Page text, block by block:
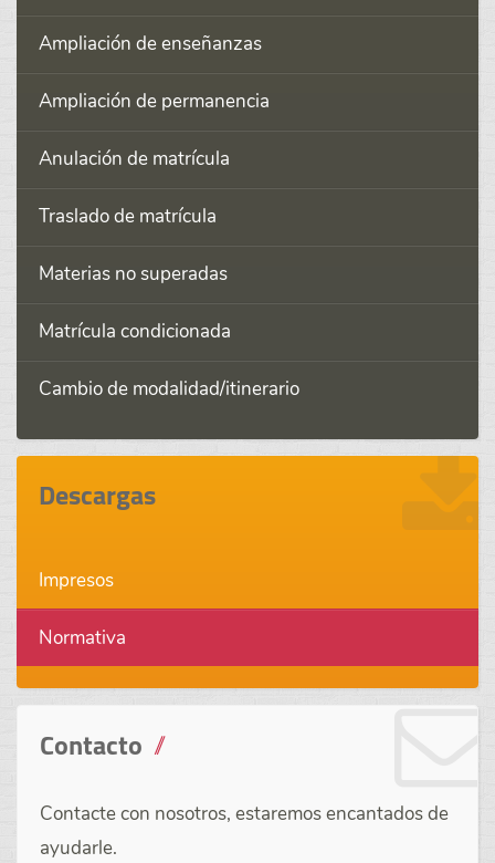
Ampliación de enseñanzas
Ampliación de permanencia
Anulación de matrícula
Traslado de matrícula
Materias no superadas
Matrícula condicionada
Cambio de modalidad/itinerario
Descargas
Impresos
Normativa
Contacto
Contacte con nosotros, estaremos encantados de
ayudarle.